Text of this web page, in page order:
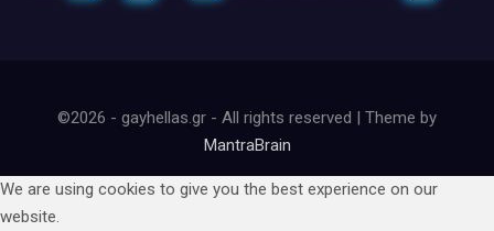
©2026 - gayhellas.gr - All rights reserved | Theme by
MantraBrain
We are using cookies to give you the best experience on our
website.